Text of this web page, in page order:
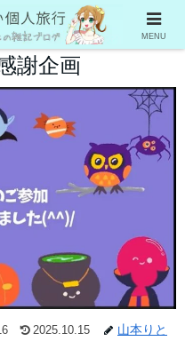
公開】山本りと
謝企画
2025.10.15 山本りと
MENU